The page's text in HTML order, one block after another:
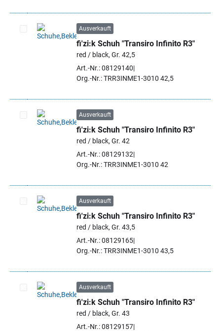
Artikel auswählen
Ausverkauft
fi'zi:k Schuh "Transiro Infinito R3"
red / black, Gr. 42,5
Art.-Nr.: 08129140
Org.-Nr.: TRR3INME1-3010 42,5
Artikel auswählen
Ausverkauft
fi'zi:k Schuh "Transiro Infinito R3"
red / black, Gr. 42
Art.-Nr.: 08129132
Org.-Nr.: TRR3INME1-3010 42
Artikel auswählen
Ausverkauft
fi'zi:k Schuh "Transiro Infinito R3"
red / black, Gr. 43,5
Art.-Nr.: 08129165
Org.-Nr.: TRR3INME1-3010 43,5
Artikel auswählen
Ausverkauft
fi'zi:k Schuh "Transiro Infinito R3"
red / black, Gr. 43
Art.-Nr.: 08129157